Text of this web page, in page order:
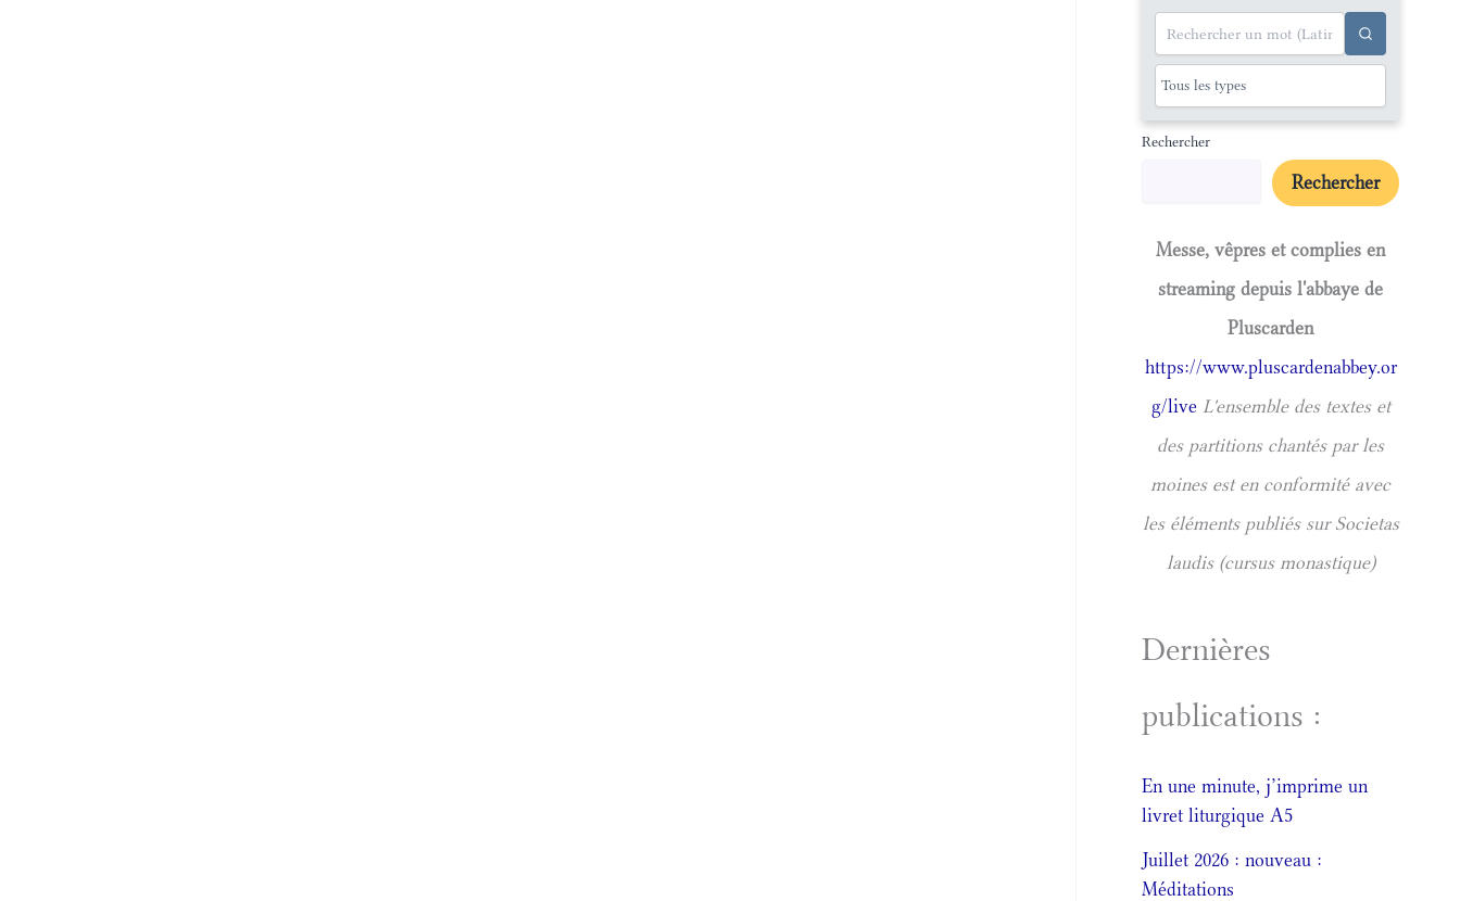
Rechercher
Rechercher
Messe, vêpres et complies en
streaming depuis l'abbaye de
Pluscarden
https://www.pluscardenabbey.or
g/live L'ensemble des textes et
des partitions chantés par les
moines est en conformité avec
les éléments publiés sur Societas
laudis (cursus monastique)
Dernières
publications :
En une minute, j’imprime un
livret liturgique A5
Juillet 2026 : nouveau :
Méditations